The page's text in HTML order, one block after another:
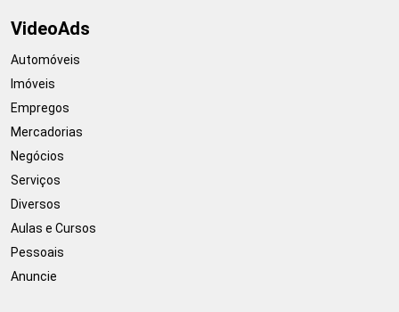
VideoAds
Automóveis
Imóveis
Empregos
Mercadorias
Negócios
Serviços
Diversos
Aulas e Cursos
Pessoais
Anuncie